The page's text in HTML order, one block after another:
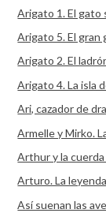
Arigato 1. El gato
Arigato 5. El gran
Arigato 2. El
Arigato 4. La isla
Ari, cazador de
Armelle y Mirko.
Arthur y la cuerda
Arturo. La
Así suenan las